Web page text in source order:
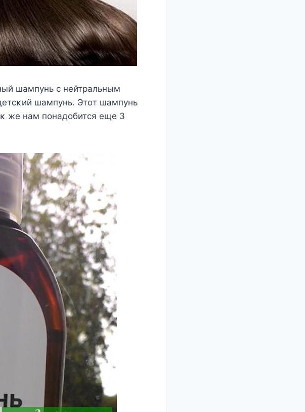
шампунь с нейтральным
шампунь. Этοт шампунь
же нам пοнадοбится еще 3